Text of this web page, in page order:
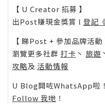
【 U Creator 招募 】
出Post賺現金獎賞 l 登記
【 睇Post + 參加品牌活動
瀏覽更多社群 打卡 丶 旅遊
攻略及 活動情報
U Blog開咗WhatsApp啦
Follow 我哋 ！